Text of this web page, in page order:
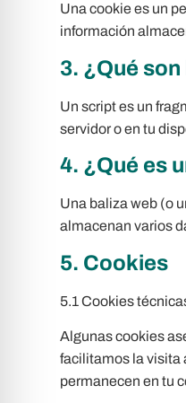
Una cookie es un
información
3. ¿Qué
Un script es un
servidor o en tu
4. ¿Qué es
Una baliza web (o
almacenan varios
5. Cookies
5.1 Cookies
Algunas cookies
facilitamos la visita
permanecen en tu